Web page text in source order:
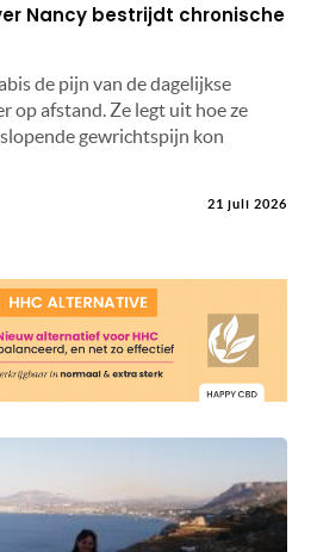
Nancy bestrijdt chronische
de pijn van de dagelijkse
op afstand. Ze legt uit hoe ze
gewrichtspijn kon
21 juli 2026